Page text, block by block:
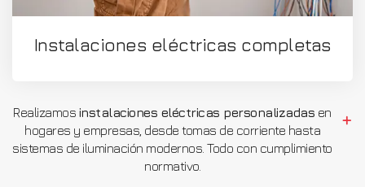
Instalaciones eléctricas completas
Realizamos instalaciones eléctricas personalizadas en
hogares y empresas, desde tomas de corriente hasta
sistemas de iluminación modernos. Todo con cumplimiento
normativo.